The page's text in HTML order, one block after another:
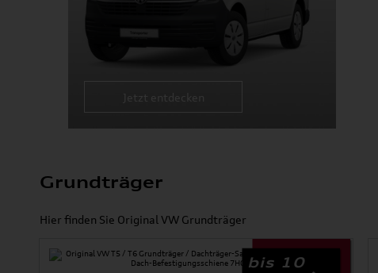
Grundträger
Hier finden Sie Original VW Grundträger
bis 10